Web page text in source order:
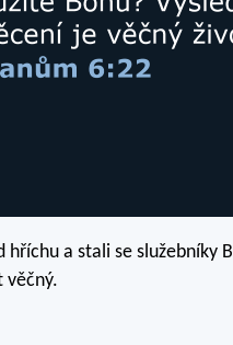
hříchu a stali se služebníky
věčný.